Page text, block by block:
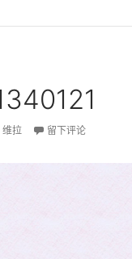
维拉 留下评论